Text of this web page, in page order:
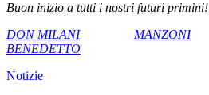
Buon inizio a tutti i nostri futuri primini!
DON MILANI
MANZONI
BENEDETTO
Notizie